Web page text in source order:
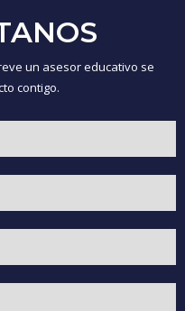
un asesor educativo se
contigo.